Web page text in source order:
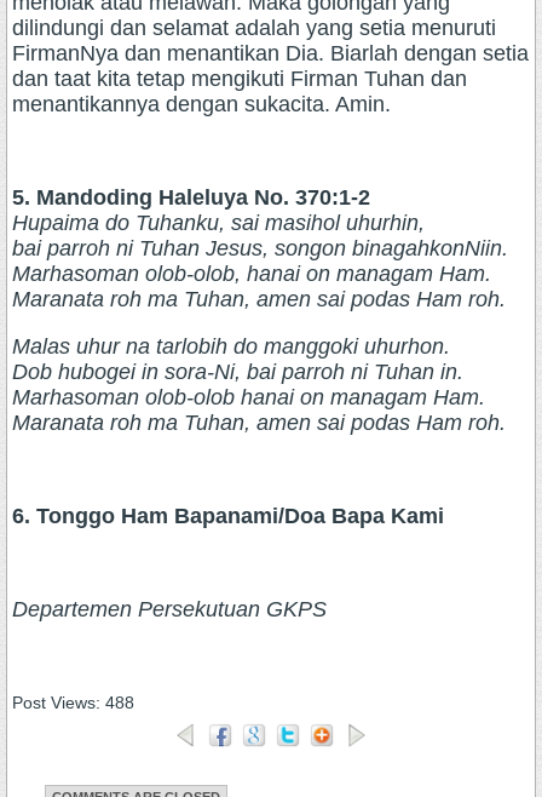
dilindungi dan selamat adalah yang setia menuruti
FirmanNya dan menantikan Dia. Biarlah dengan setia
dan taat kita tetap mengikuti Firman Tuhan dan
menantikannya dengan sukacita. Amin.
5. Mandoding Haleluya No. 370:1-2
Hupaima do Tuhanku, sai masihol uhurhin,
bai parroh ni Tuhan Jesus, songon binagahkonNiin.
Marhasoman olob-olob, hanai on managam Ham.
Maranata roh ma Tuhan, amen sai podas Ham roh.
Malas uhur na tarlobih do manggoki uhurhon.
Dob hubogei in sora-Ni, bai parroh ni Tuhan in.
Marhasoman olob-olob hanai on managam Ham.
Maranata roh ma Tuhan, amen sai podas Ham roh.
6. Tonggo Ham Bapanami/Doa Bapa Kami
Departemen Persekutuan GKPS
Post Views: 488